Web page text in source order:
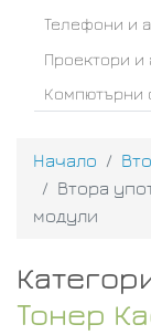
Телефони и
Проектори и
Компютърни
Начало
Втора
модули
Тонер